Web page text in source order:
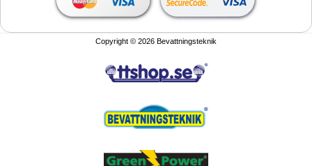
Copyright © 2026 Bevattningsteknik